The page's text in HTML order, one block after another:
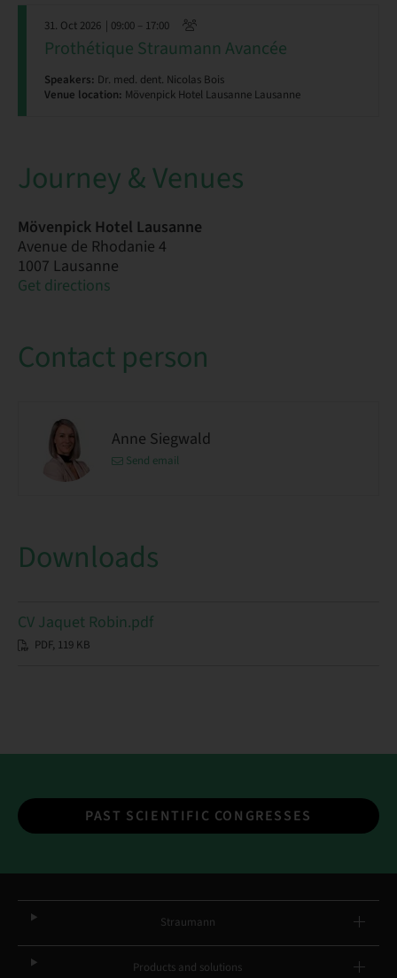
31. Oct 2026 | 09:00 – 17:00
Prothétique Straumann Avancée
Speakers: Dr. med. dent. Nicolas Bois
Venue location: Mövenpick Hotel Lausanne Lausanne
Journey & Venues
Mövenpick Hotel Lausanne
Avenue de Rhodanie 4
1007 Lausanne
Get directions
Contact person
Anne Siegwald
Send email
Downloads
CV Jaquet Robin.pdf
PDF, 119 KB
PAST SCIENTIFIC CONGRESSES
Straumann
Products and solutions